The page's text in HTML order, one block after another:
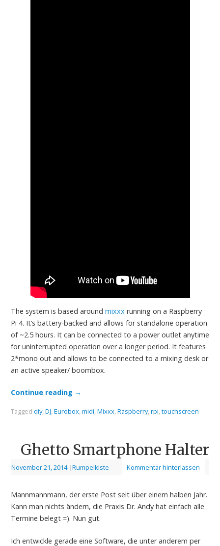
The system is based around mixxx running on a Raspberry
Pi 4. It’s battery-backed and allows for standalone operation
of ~2.5 hours. It can be connected to a power outlet anytime
for uninterrupted operation over a longer period. It features
2*mono out and allows to be connected to a mixing desk or
an active speaker/ boombox.
Continue reading →
Tagged diy, DJ Eurobox, midi Mixxx, Raspberry, rpi touchscreen
Ghetto Smartphone Halter
November 21, 2014 |Rumpelkiste Kommentar hinterlassen
Mannmannmann, der erste Post seit über einem halben Jahr.
Kann man nichts ändern, die Praxis Dr. Andy hat einfach alle
Termine belegt =). Nun gut.
Ich entwickle gerade eine Software, die unter anderem per